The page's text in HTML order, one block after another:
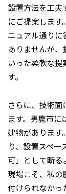
設置方法を工
にご提案します
ニュアル通り
ありませんが、
いった柔軟な
す。
さらに、技術
ます。男鹿市
建物があります
り、設置スペ
可」として断る
現場こそ、私の
付けられなかっ